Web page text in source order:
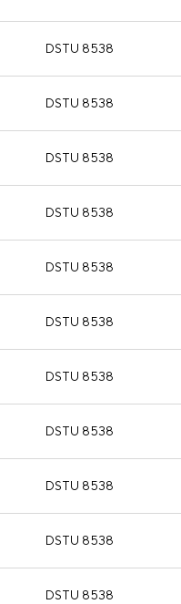
DSTU 8538
DSTU 8538
DSTU 8538
DSTU 8538
DSTU 8538
DSTU 8538
DSTU 8538
DSTU 8538
DSTU 8538
DSTU 8538
DSTU 8538